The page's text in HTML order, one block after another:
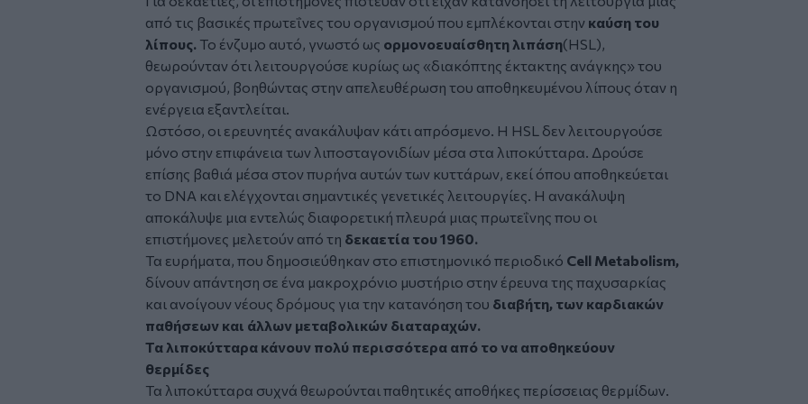
από τις βασικές πρωτεΐνες του οργανισμού που εμπλέκονται στην καύση του
λίπους. Το ένζυμο αυτό, γνωστό ως ορμονοευαίσθητη λιπάση(HSL),
θεωρούνταν ότι λειτουργούσε κυρίως ως «διακόπτης έκτακτης ανάγκης» του
οργανισμού, βοηθώντας στην απελευθέρωση του αποθηκευμένου λίπους όταν η
ενέργεια εξαντλείται.
Ωστόσο, οι ερευνητές ανακάλυψαν κάτι απρόσμενο. Η HSL δεν λειτουργούσε
μόνο στην επιφάνεια των λιποσταγονιδίων μέσα στα λιποκύτταρα. Δρούσε
επίσης βαθιά μέσα στον πυρήνα αυτών των κυττάρων, εκεί όπου αποθηκεύεται
το DNA και ελέγχονται σημαντικές γενετικές λειτουργίες. Η ανακάλυψη
αποκάλυψε μια εντελώς διαφορετική πλευρά μιας πρωτεΐνης που οι
επιστήμονες μελετούν από τη δεκαετία του 1960.
Τα ευρήματα, που δημοσιεύθηκαν στο επιστημονικό περιοδικό Cell Metabolism,
δίνουν απάντηση σε ένα μακροχρόνιο μυστήριο στην έρευνα της παχυσαρκίας
και ανοίγουν νέους δρόμους για την κατανόηση του διαβήτη, των καρδιακών
παθήσεων και άλλων μεταβολικών διαταραχών.
Τα λιποκύτταρα κάνουν πολύ περισσότερα από το να αποθηκεύουν
θερμίδες
Τα λιποκύτταρα συχνά θεωρούνται παθητικές αποθήκες περίσσειας θερμίδων.